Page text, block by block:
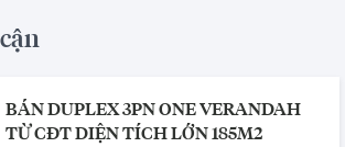
BÁN DUPLEX 3PN ONE VERANDAH
TỪ CĐT DIỆN TÍCH LỚN 185M2